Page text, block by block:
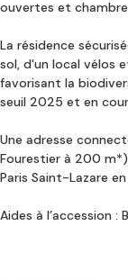
ouvertes et
La résidence
sol, d'un local vélos
favorisant la
seuil 2025 et en
Une adresse
Fourestier à 200
Paris Saint-Lazare
Aides à l’accession :